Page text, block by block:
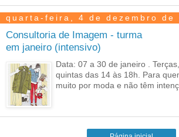
quarta-feira, 4 de dezembro de
Consultoria de Imagem - turma
em janeiro (intensivo)
Data: 07 a 30 de janeiro .
quintas das 14 às 18h. Para
muito por moda e não têm